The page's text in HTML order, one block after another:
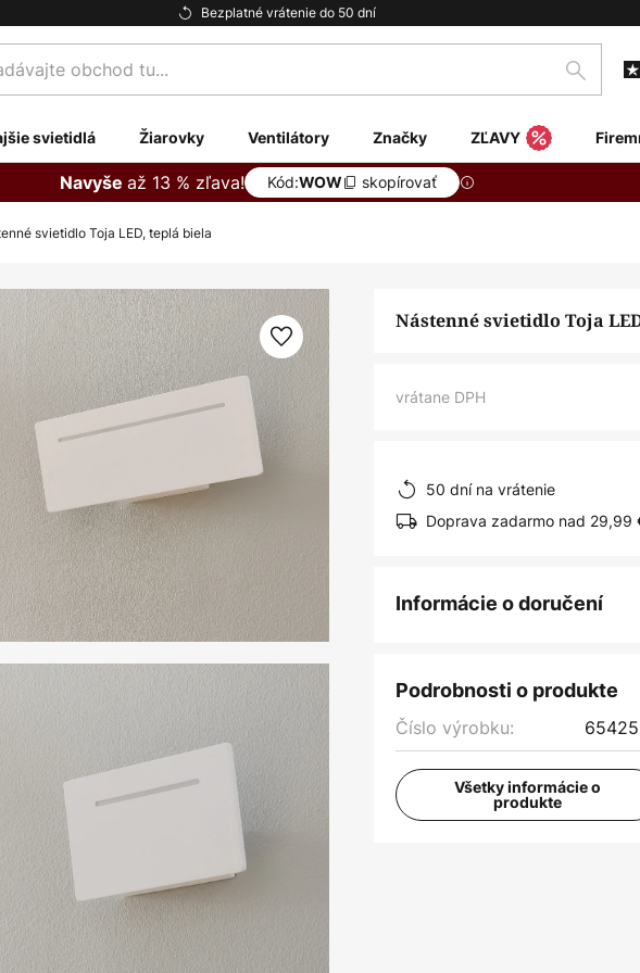
Bezplatné vrátenie do 50 dní
Hľadať
svietidlá Žiarovky Ventilátory Značky ZĽAVY
Navyše až 13 % zľava! Kód:WOW skopírovať
svietidlo Toja LED, teplá biela
Nástenné svietidlo Toja
vrátane DPH
50 dní na vrátenie
Doprava zadarmo nad 29,99
Informácie o doručení
Podrobnosti o produkte
Číslo výrobku:
Všetky informácie o
produkte